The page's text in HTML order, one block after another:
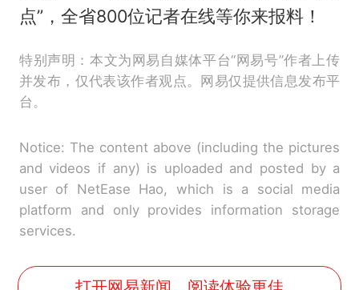
点”，全省800位记者在线等你来报料！
特别声明：本文为网易自媒体平台“网易号”作者上传
并发布，仅代表该作者观点。网易仅提供信息发布平
台。
Notice: The content above (including the pictures
and videos if any) is uploaded and posted by a
user of NetEase Hao, which is a social media
platform and only provides information storage
services.